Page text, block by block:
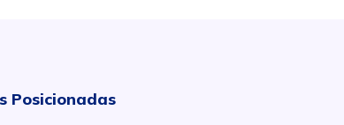
Posicionadas